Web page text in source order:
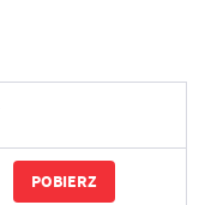
POBIERZ